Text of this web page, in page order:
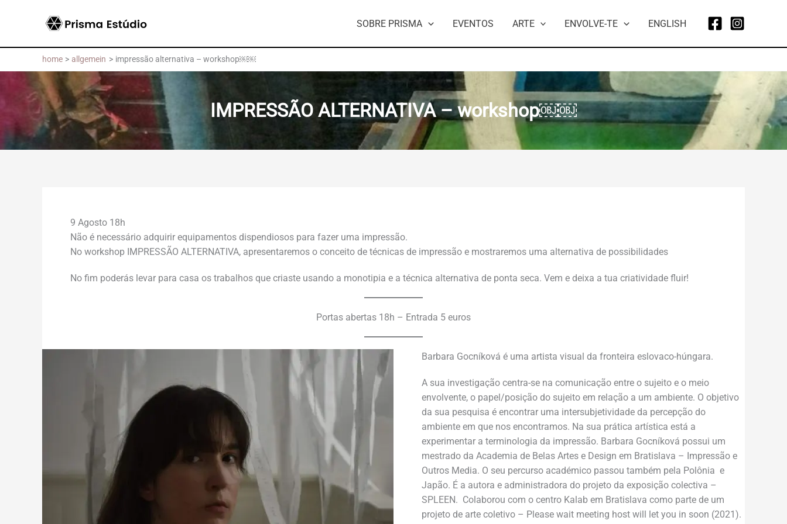
SOBRE PRISMA EVENTOS ARTE ENVOLVE-TE ENGLISH
home allgemein impressão alternativa – workshop￼￼
IMPRESSÃO ALTERNATIVA – workshop￼￼
9 Agosto 18h
Não é necessário adquirir equipamentos dispendiosos para fazer uma impressão.
No workshop IMPRESSÃO ALTERNATIVA, apresentaremos o conceito de técnicas de impressão e mostraremos uma alternativa de possibilidades
No fim poderás levar para casa os trabalhos que criaste usando a monotipia e a técnica alternativa de ponta seca. Vem e deixa a tua criatividade fluir!
Portas abertas 18h – Entrada 5 euros
Barbara Gocníková é uma artista visual da fronteira eslovaco-húngara.
A sua investigação centra-se na comunicação entre o sujeito e o meio
envolvente, o papel/posição do sujeito em relação a um ambiente. O objetivo
da sua pesquisa é encontrar uma intersubjetividade da percepção do
ambiente em que nos encontramos. Na sua prática artística está a
experimentar a terminologia da impressão. Barbara Gocníková possui um
mestrado da Academia de Belas Artes e Design em Bratislava – Impressão e
Outros Media. O seu percurso académico passou também pela Polônia e
Japão. É a autora e administradora do projeto da exposição colectiva –
SPLEEN. Colaborou com o centro Kalab em Bratislava como parte de um
projeto de arte coletivo – Please wait meeting host will let you in soon (2021).